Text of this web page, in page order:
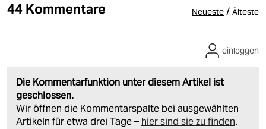
44 Kommentare Neueste / Älteste
Die Kommentarfunktion unter diesem Artikel ist
geschlossen.
Wir öffnen die Kommentarspalte bei ausgewählten
Artikeln für etwa drei Tage – hier sind sie zu finden.
einloggen